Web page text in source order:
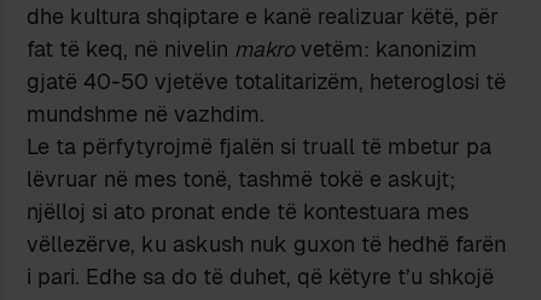
dhe kultura shqiptare e kanë realizuar këtë, për
fat të keq, në nivelin makrovetëm: kanonizim
gjatë 40-50 vjetëve totalitarizëm, heteroglosi të
mundshme në vazhdim.
Le ta përfytyrojmë fjalën si truall të mbetur pa
lëvruar në mes tonë, tashmë tokë e askujt;
njëlloj si ato pronat ende të kontestuara mes
vëllezërve, ku askush nuk guxon të hedhë farën
i pari. Edhe sa do të duhet, që këtyre t’u shkojë